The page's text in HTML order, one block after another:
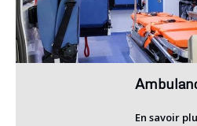
En savoir